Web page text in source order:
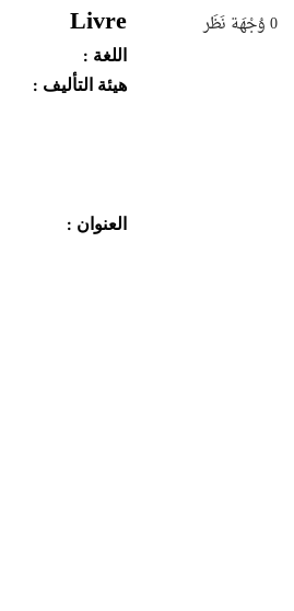
0وُجْهَة نَظَر Livre
اللغة :
هيئة التأليف :
العنوان :